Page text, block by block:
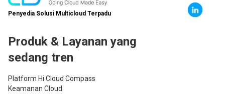
Penyedia Solusi Multicloud Terpadu
Produk & Layanan yang
sedang tren
Platform Hi Cloud Compass
Keamanan Cloud